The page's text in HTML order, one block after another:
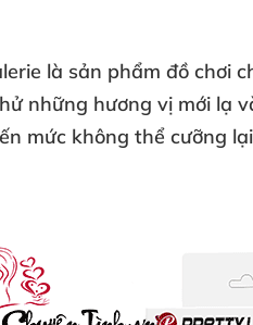
là sản phẩm đồ chơi
những hương vị mới lạ
mức không thể cưỡng